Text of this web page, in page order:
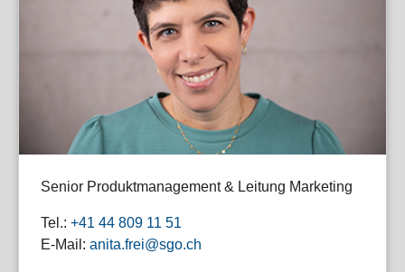
Senior Produktmanagement & Leitung Marketing
Tel.: +41 44 809 11 51
E-Mail: anita.frei@sgo.ch